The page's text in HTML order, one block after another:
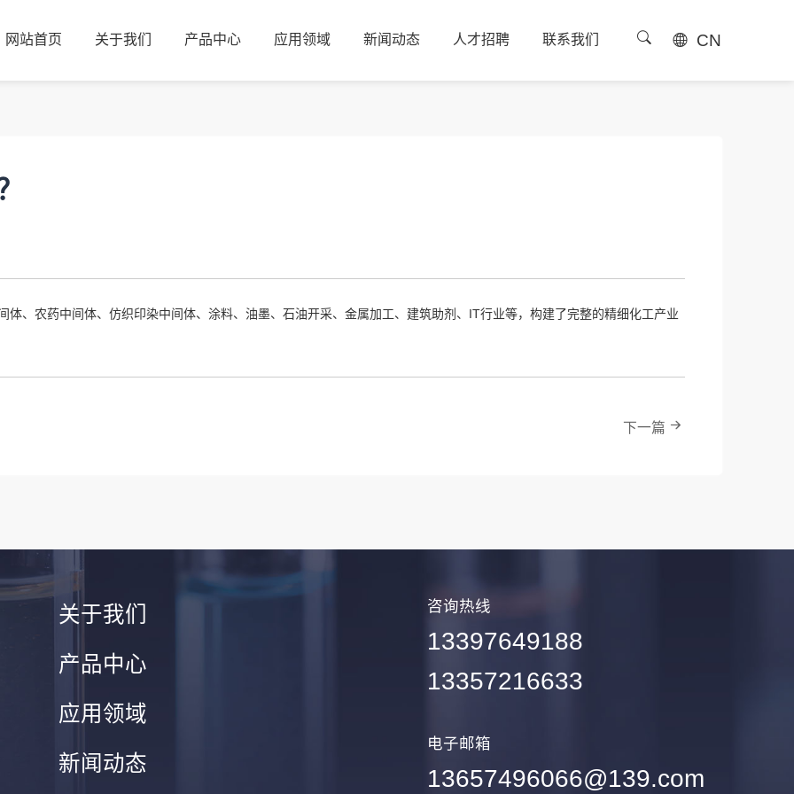
网站首页 关于我们 产品中心 应用领域 新闻动态 人才招聘 联系我们 CN
体、农药中间体、仿织印染中间体、涂料、油墨、石油开采、金属加工、建筑助剂、IT行业等，构建了完整的精细化工产业
下一篇
关于我们
产品中心
应用领域
新闻动态
咨询热线
13397649188
13357216633
电子邮箱
13657496066@139.com